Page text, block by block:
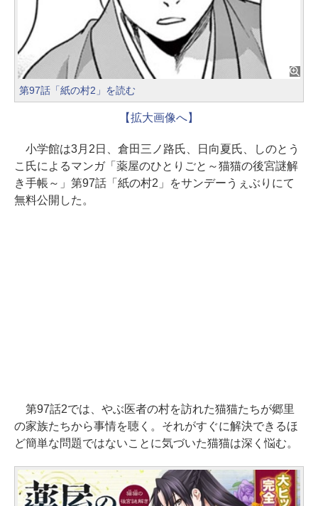
第97話「紙の村2」を読む
【拡大画像へ】
小学館は3月2日、倉田三ノ路氏、日向夏氏、しのとう
こ氏によるマンガ「薬屋のひとりごと～猫猫の後宮謎解
き手帳～」第97話「紙の村2」をサンデーうぇぶりにて
無料公開した。
第97話2では、やぶ医者の村を訪れた猫猫たちが郷里
の家族たちから事情を聴く。それがすぐに解決できるほ
ど簡単な問題ではないことに気づいた猫猫は深く悩む。